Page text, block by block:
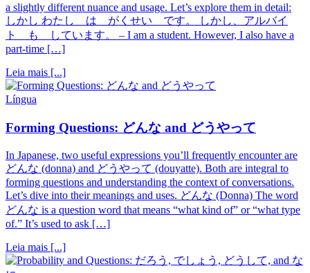
a slightly different nuance and usage. Let’s explore them in detail:
しかし わたし は がくせい です。 しかし、アルバイ
ト も しています。 – I am a student. However, I also have a
part-time […]
Leia mais [...]
Língua
Forming Questions: どんな and どうやって
In Japanese, two useful expressions you’ll frequently encounter are
どんな (donna) and どうやって (douyatte). Both are integral to
forming questions and understanding the context of conversations.
Let’s dive into their meanings and uses. どんな (Donna) The word
どんな is a question word that means “what kind of” or “what type
of.” It’s used to ask […]
Leia mais [...]